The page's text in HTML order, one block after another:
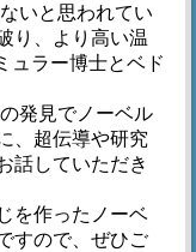
いと思われてい
り、より高い温
ュラー博士とベド
発見でノーベル
、超伝導や研究
話していただき
を作ったノーベ
すので、ぜひご